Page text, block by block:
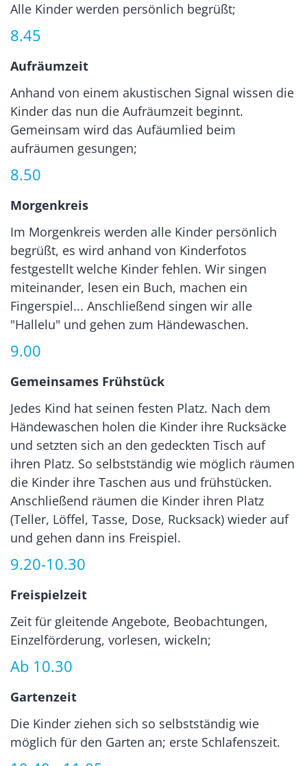
Alle Kinder werden persönlich begrüßt;
8.45
Aufräumzeit
Anhand von einem akustischen Signal wissen die
Kinder das nun die Aufräumzeit beginnt.
Gemeinsam wird das Aufäumlied beim
aufräumen gesungen;
8.50
Morgenkreis
Im Morgenkreis werden alle Kinder persönlich
begrüßt, es wird anhand von Kinderfotos
festgestellt welche Kinder fehlen. Wir singen
miteinander, lesen ein Buch, machen ein
Fingerspiel... Anschließend singen wir alle
"Hallelu" und gehen zum Händewaschen.
9.00
Gemeinsames Frühstück
Jedes Kind hat seinen festen Platz. Nach dem
Händewaschen holen die Kinder ihre Rucksäcke
und setzten sich an den gedeckten Tisch auf
ihren Platz. So selbstständig wie möglich räumen
die Kinder ihre Taschen aus und frühstücken.
Anschließend räumen die Kinder ihren Platz
(Teller, Löffel, Tasse, Dose, Rucksack) wieder auf
und gehen dann ins Freispiel.
9.20-10.30
Freispielzeit
Zeit für gleitende Angebote, Beobachtungen,
Einzelförderung, vorlesen, wickeln;
Ab 10.30
Gartenzeit
Die Kinder ziehen sich so selbstständig wie
möglich für den Garten an; erste Schlafenszeit.